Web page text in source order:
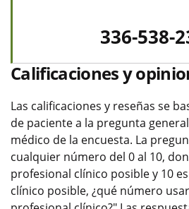
336-538-
Calificaciones y
Las calificaciones y reseñas se
de paciente a la pregunta
médico de la encuesta. La
cualquier número del 0 al 10,
profesional clínico posible y 10
clínico posible, ¿qué número